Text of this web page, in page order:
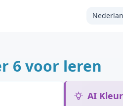
6 voor leren
AI